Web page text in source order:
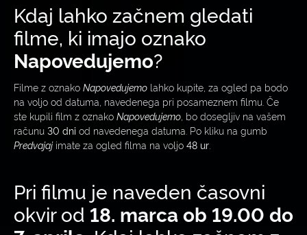
Kdaj lahko začnem gledati
filme, ki imajo oznako
Napovedujemo?
Filme z oznako Napovedujemo lahko kupite, za ogled pa bodo
na voljo od datuma, navedenega pri posameznem filmu. Če
ste kupili film z oznako Napovedujemo, bo dosegljiv na vašem
računu 30 dni od navedenega datuma. Po kliku na gumb
Predvajajimate za ogled filma na voljo 48 ur
Pri filmu je naveden časovni
okvir od 18. marca ob 19.00 do